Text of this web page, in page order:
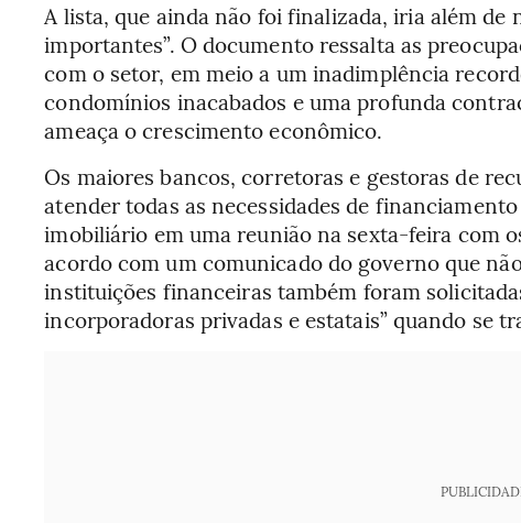
A lista, que ainda não foi finalizada, iria além de
importantes”. O documento ressalta as
com o setor, em meio a um inadimplência
condomínios inacabados e uma profunda
ameaça o crescimento econômico.
Os maiores bancos, corretoras e gestoras de
atender todas as necessidades de
imobiliário em uma reunião na sexta-feira com
acordo com um comunicado do governo que
instituições financeiras também foram
incorporadoras privadas e estatais” quando se